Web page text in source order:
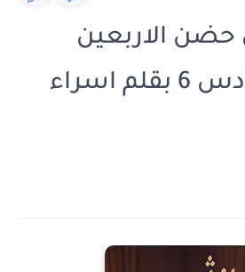
حضن الاربعين
الفصل السادس 6 بقلم اسراء